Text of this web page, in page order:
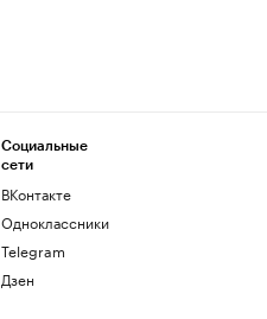
Социальные
сети
ВКонтакте
Одноклассники
Telegram
Дзен